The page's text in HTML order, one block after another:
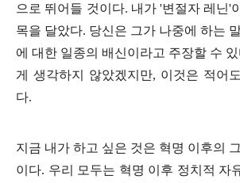
으로 뛰어들 것이다. 내가'변절자 레닌'
목을 달았다. 당신은 그가 나중에 하는
에 대한 일종의 배신이라고 주장할 수
게 생각하지 않았겠지만, 이것은 적어
다.
지금 내가 하고 싶은 것은 혁명 이후의
이다. 우리 모두는 혁명 이후 정치적 자